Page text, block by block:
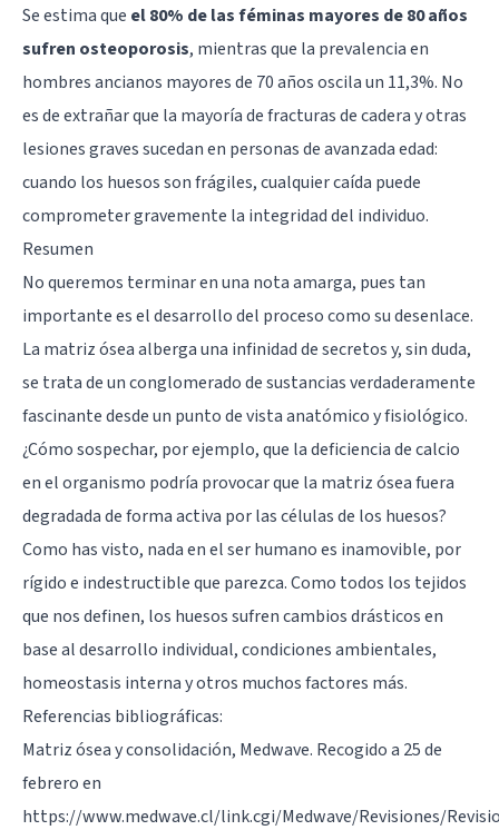
Se estima que el 80% de las féminas mayores de 80 años
sufren osteoporosis, mientras que la prevalencia en
hombres ancianos mayores de 70 años oscila un 11,3%. No
es de extrañar que la mayoría de fracturas de cadera y otras
lesiones graves sucedan en personas de avanzada edad:
cuando los huesos son frágiles, cualquier caída puede
comprometer gravemente la integridad del individuo.
Resumen
No queremos terminar en una nota amarga, pues tan
importante es el desarrollo del proceso como su desenlace.
La matriz ósea alberga una infinidad de secretos y, sin duda,
se trata de un conglomerado de sustancias verdaderamente
fascinante desde un punto de vista anatómico y fisiológico.
¿Cómo sospechar, por ejemplo, que la deficiencia de calcio
en el organismo podría provocar que la matriz ósea fuera
degradada de forma activa por las células de los huesos?
Como has visto, nada en el ser humano es inamovible, por
rígido e indestructible que parezca. Como todos los tejidos
que nos definen, los huesos sufren cambios drásticos en
base al desarrollo individual, condiciones ambientales,
homeostasis interna y otros muchos factores más.
Referencias bibliográficas:
Matriz ósea y consolidación, Medwave. Recogido a 25 de
febrero en
https://www.medwave.cl/link.cgi/Medwave/Revisiones/